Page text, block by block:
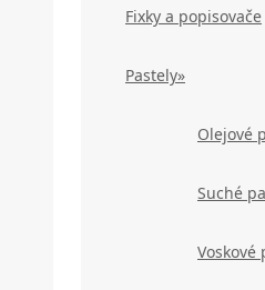
Fixky a popisovače
Pastely»
Olejové
Suché
Voskové